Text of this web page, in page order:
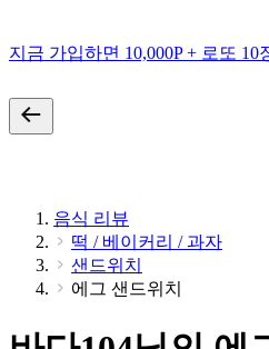
지금 가입하면 10,000P + 로또 10
음식 리뷰
떡 / 베이커리 / 과자
샌드위치
에그 샌드위치